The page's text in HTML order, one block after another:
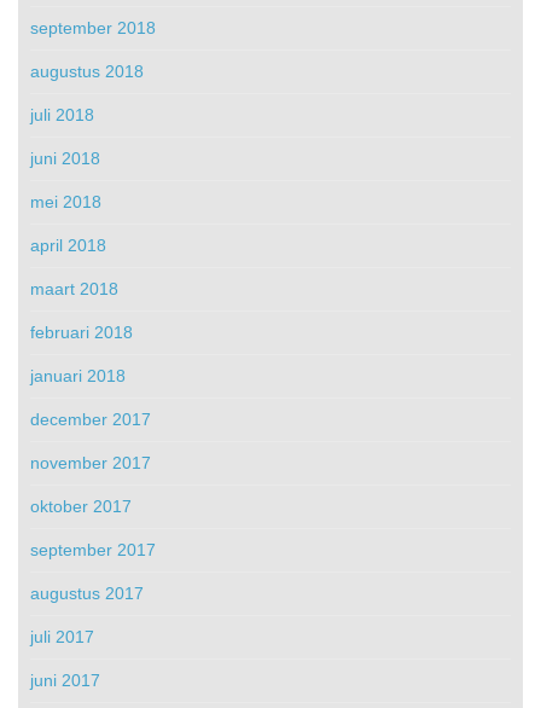
september 2018
augustus 2018
juli 2018
juni 2018
mei 2018
april 2018
maart 2018
februari 2018
januari 2018
december 2017
november 2017
oktober 2017
september 2017
augustus 2017
juli 2017
juni 2017